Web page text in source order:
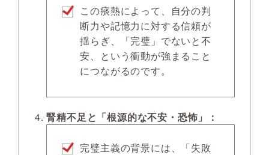
この痰熱によって、自分の判
断力や記憶力に対する信頼が
揺らぎ、「完璧」でないと不
安、という衝動が強まること
につながるのです。
腎精不足と「根源的な不安・恐怖」：
完璧主義の背景には、「失敗